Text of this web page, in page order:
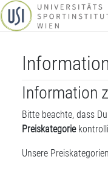
Zum Hauptinhalt
Information
Bitte beachte, dass
Preiskategorie
Unsere